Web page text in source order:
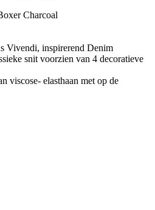
Charcoal
Vivendi, inspirerend Denim
snit voorzien van 4 decoratieve
viscose- elasthaan met op de